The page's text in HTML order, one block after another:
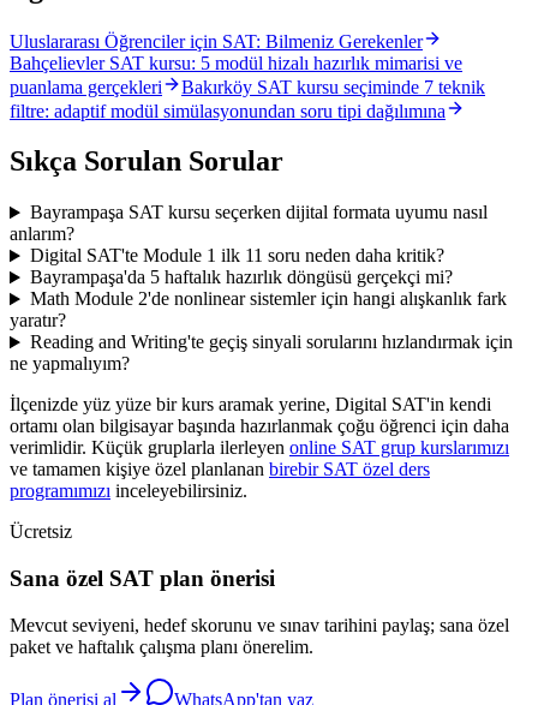
Uluslararası Öğrenciler için SAT: Bilmeniz Gerekenler
Bahçelievler SAT kursu: 5 modül hizalı hazırlık mimarisi ve
puanlama gerçekleri
Bakırköy SAT kursu seçiminde 7 teknik
filtre: adaptif modül simülasyonundan soru tipi dağılımına
Sıkça Sorulan Sorular
Bayrampaşa SAT kursu seçerken dijital formata uyumu nasıl
anlarım?
Digital SAT'te Module 1 ilk 11 soru neden daha kritik?
Bayrampaşa'da 5 haftalık hazırlık döngüsü gerçekçi mi?
Math Module 2'de nonlinear sistemler için hangi alışkanlık fark
yaratır?
Reading and Writing'te geçiş sinyali sorularını hızlandırmak için
ne yapmalıyım?
İlçenizde yüz yüze bir kurs aramak yerine, Digital SAT'in kendi
ortamı olan bilgisayar başında hazırlanmak çoğu öğrenci için daha
verimlidir. Küçük gruplarla ilerleyen online SAT grup kurslarımızı
ve tamamen kişiye özel planlanan birebir SAT özel ders
programımızı inceleyebilirsiniz.
Ücretsiz
Sana özel SAT plan önerisi
Mevcut seviyeni, hedef skorunu ve sınav tarihini paylaş; sana özel
paket ve haftalık çalışma planı önerelim.
Plan önerisi al WhatsApp'tan yaz